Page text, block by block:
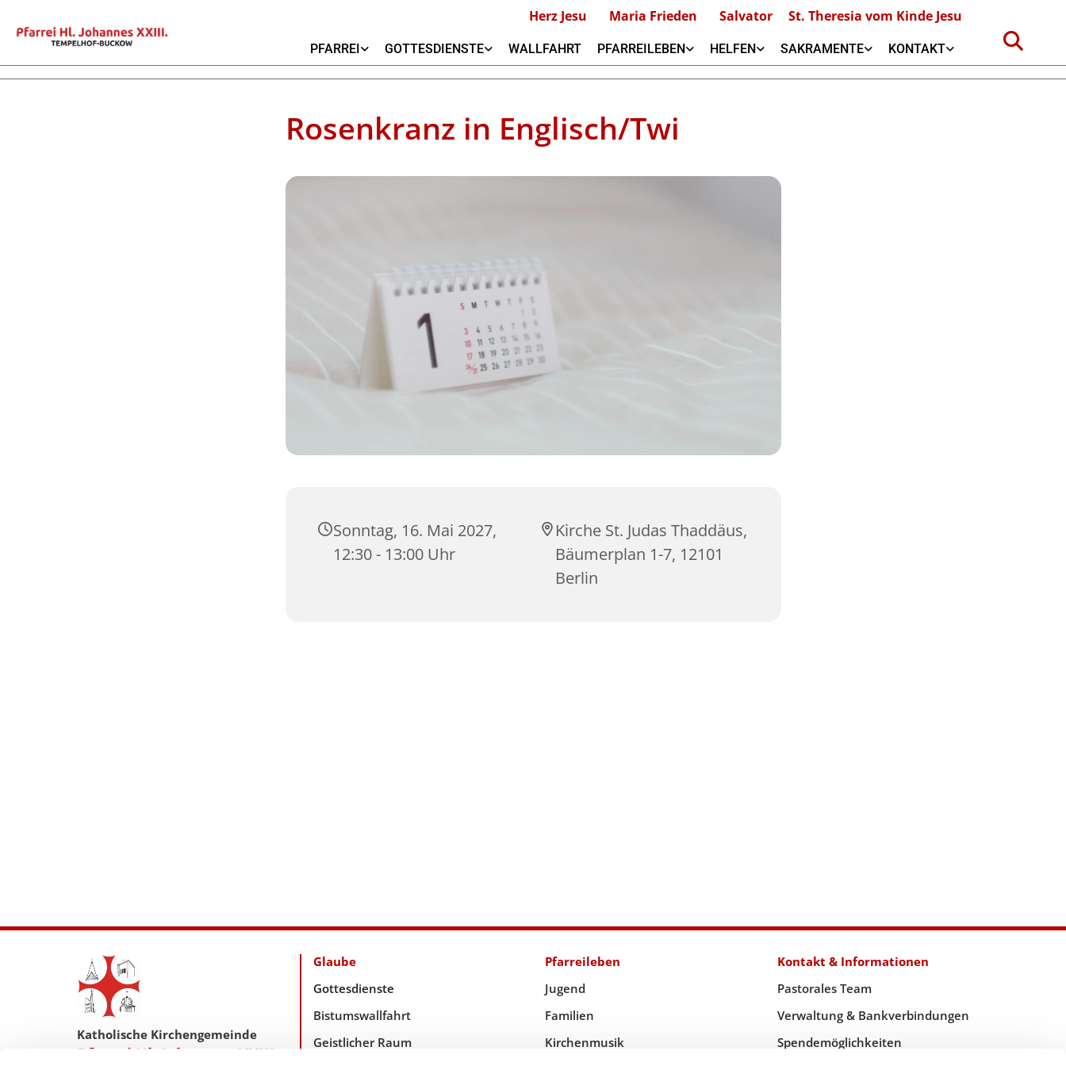
Herz Jesu Maria Frieden Salvator St. Theresia vom Kinde Jesu
PFARREI GOTTESDIENSTE WALLFAHRT PFARREILEBEN HELFEN SAKRAMENTE KONTAKT
Rosenkranz in Englisch/Twi
Sonntag, 16. Mai 2027,
12:30 - 13:00 Uhr
Kirche St. Judas Thaddäus,
Bäumerplan 1-7, 12101
Berlin
Katholische Kirchengemeinde
Pfarrei Hl. Johannes XXIII.
Glaube
Gottesdienste
Bistumswallfahrt
Geistlicher Raum
Pfarreileben
Jugend
Familien
Kirchenmusik
Kontakt & Informationen
Pastorales Team
Verwaltung & Bankverbindungen
Spendemöglichkeiten